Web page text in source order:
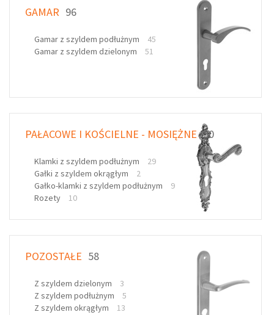
GAMAR 96
Gamar z szyldem podłużnym
45
Gamar z szyldem dzielonym
51
PAŁACOWE I KOŚCIELNE - MOSIĘŻNE 50
Klamki z szyldem podłużnym
29
Gałki z szyldem okrągłym
2
Gałko-klamki z szyldem podłużnym
9
Rozety
10
POZOSTAŁE 58
Z szyldem dzielonym
3
Z szyldem podłużnym
5
Z szyldem okrągłym
13